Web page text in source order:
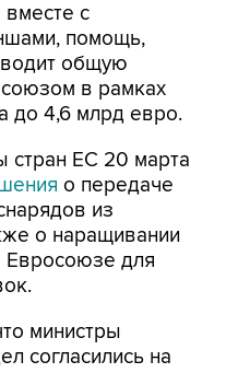
с
помощь,
общую
в рамках
до 4,6 млрд евро.
ЕС 20 марта
о передаче
из
о наращивании
Евросоюзе для
министры
согласились на